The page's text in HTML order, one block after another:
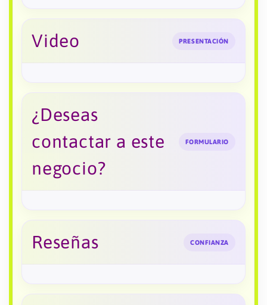
Video PRESENTACIÓN
¿Deseas
contactar a este
negocio?
FORMULARIO
Reseñas CONFIANZA